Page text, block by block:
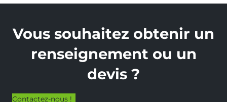
Vous souhaitez obtenir un
renseignement ou un
devis ?
Contactez-nous !